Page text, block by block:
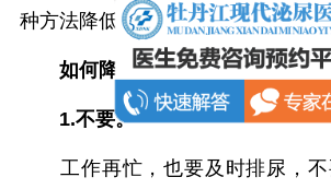
种方法降低复发率!
如何降低前列腺炎的复发率?
1.不要。
工作再忙，也要及时排尿，不